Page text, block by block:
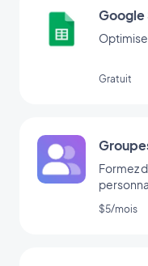
Google
Gratuit
Formez
sections
$5/mois